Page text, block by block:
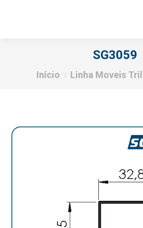
SG3059
Você está aqui:
Início Linha Moveis